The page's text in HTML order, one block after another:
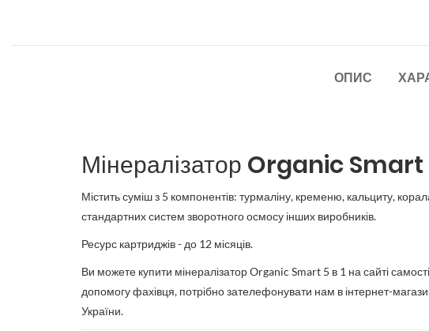
ОПИС
Мінералізатор Organic Smart
Містить суміш з 5 компонентів: турмаліну, кременю, кальциту,
стандартних систем зворотного осмосу інших виробників.
Ресурс картриджів - до 12 місяців.
Ви можете купити мінералізатор Organic Smart 5 в 1 на сайті
допомогу фахівця, потрібно зателефонувати нам в інтернет-
України.